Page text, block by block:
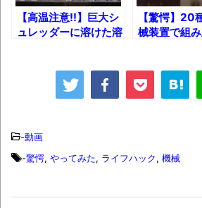
【衝撃】道志村の骨や服
されてきた可能性・・・・・
飛行
【中国】パトカーの前で
に入院中のオレのオナサポ懇
【高温注意!!】巨大シ
ュレッダーに溶けた溶
【驚愕】20
械装置で組
-動画
-驚愕, やってみた, ライフハック, 機械